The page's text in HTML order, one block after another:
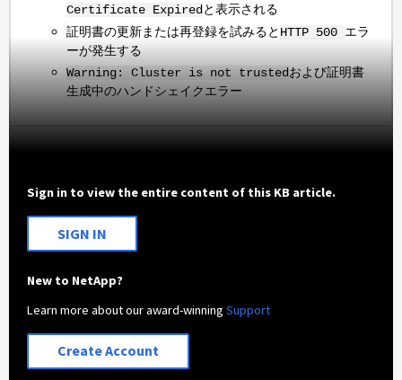
Certificate Expiredと表示される
証明書の更新または再登録を試みると HTTP 500 エラ
ーが発生する
Warning: Cluster is not trustedおよび証明書
生成中のハンドシェイクエラー
Sign in to view the entire content of this KB article.
SIGN IN
New to NetApp?
Learn more about our award-winningSupport
Create Account